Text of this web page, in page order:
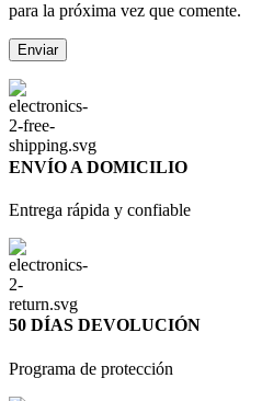
para la próxima vez que comente.
ENVÍO A DOMICILIO
Entrega rápida y confiable
50 DÍAS DEVOLUCIÓN
Programa de protección